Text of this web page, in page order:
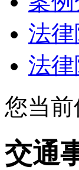
法
法
您当前
交通